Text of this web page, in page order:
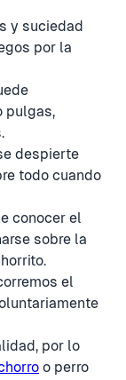
y suciedad
por la
pulgas,
despierte
todo cuando
conocer el
sobre la
el
por lo
o perro